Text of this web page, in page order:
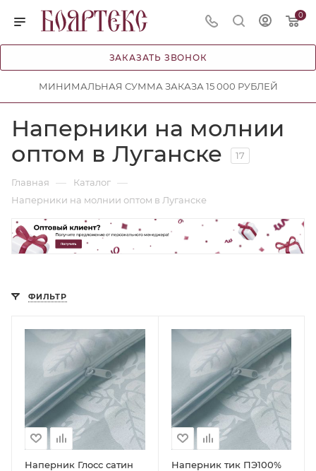
0
ЗАКАЗАТЬ ЗВОНОК
МИНИМАЛЬНАЯ СУММА ЗАКАЗА 15 000 РУБЛЕЙ
Наперники на молнии
оптом в Луганске
17
Главная — Каталог —
Наперники на молнии оптом в Луганске
ФИЛЬТР
Наперник Глосс сатин
Наперник тик ПЭ100%